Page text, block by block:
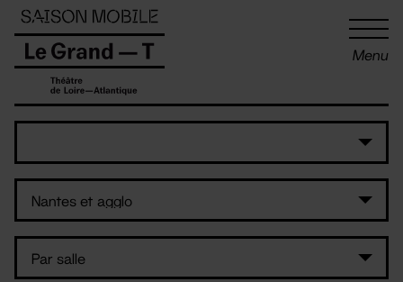
Menu
Panneau de gestion des cookies